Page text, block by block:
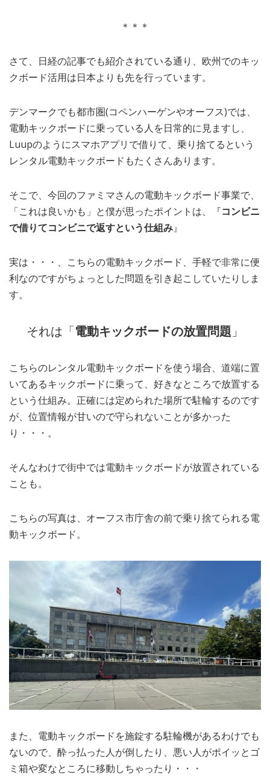
＊＊＊
さて、日経の記事でも紹介されている通り、欧州でのキッ
クボード活用は日本よりも先を行っています。
デンマークでも都市圏(コペンハーゲンやオーフス)では、
電動キックボードに乗っている人を日常的に見ますし、
Luupのようにスマホアプリで借りて、乗り捨てるという
レンタル電動キックボードもたくさんあります。
そこで、今回のファミマさんの電動キックボード事業で、
「これは良いかも」と僕が思ったポイントは、『コンビニ
で借りてコンビニで返すという仕組み』
実は・・・、こちらの電動キックボード、手軽で非常に便
利なのですがちょっとした問題を引き起こしていたりしま
す。
それは「電動キックボードの放置問題 」
こちらのレンタル電動キックボードを使う場合、道端に置
いてあるキックボードに乗って、好きなところで放置する
という仕組み。正確には定められた場所で駐輪するのです
が、位置情報が甘いので守られないことが多かった
り・・・。
そんなわけで街中では電動キックボードが放置されている
ことも。
こちらの写真は、オーフス市庁舎の前で乗り捨てられる電
動キックボード。
また、電動キックボードを施錠する駐輪機があるわけでも
ないので、酔っ払った人が倒したり、悪い人がポイッとゴ
ミ箱や変なところに移動しちゃったり・・・